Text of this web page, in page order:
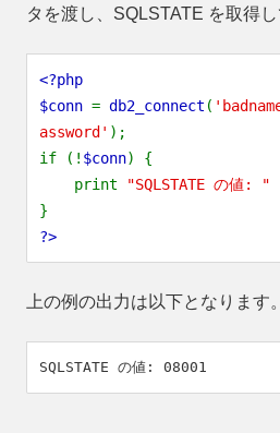
タを渡し、SQLSTATE を取得し
<?php
$conn = db2_connect (
assword' );
if (! $conn) {
print
"SQLSTATE の値: "
}
?>
上の例の出力は以下となります。